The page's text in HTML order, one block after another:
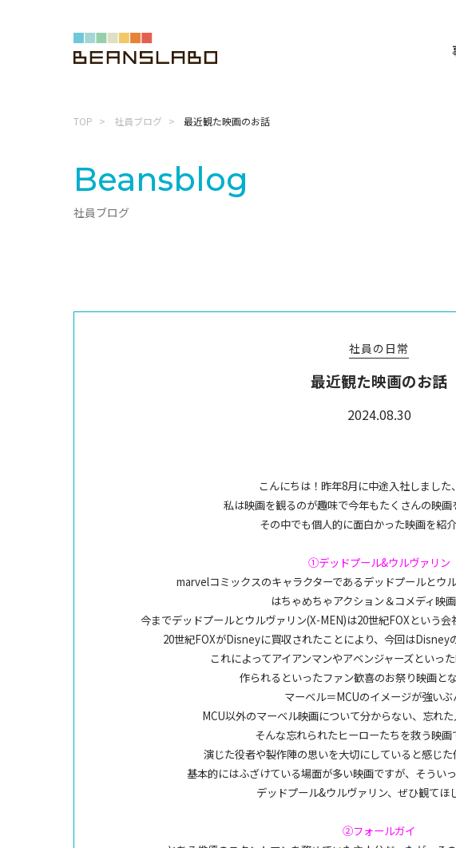
TOP 社員ブログ 最近観た映画のお話
Beansblog
社員ブログ
社員の日常
最近観た映画のお話
2024.08.30
こんにちは！昨年8月に中途入社しました
私は映画を観るのが趣味で今年もたくさんの映画
その中でも個人的に面白かった映画を紹
①デッドプール&ウルヴァリン
marvelコミックスのキャラクターであるデッドプールとウ
はちゃめちゃアクション＆コメディ映
今までデッドプールとウルヴァリン(X-MEN)は20世紀FOXという会
20世紀FOXがDisneyに買収されたことにより、今回はDisney
これによってアイアンマンやアベンジャーズといっ
作られるといったファン歓喜のお祭り映画と
マーベル＝MCUのイメージが強いぶ
MCU以外のマーベル映画について分からない、忘れた
そんな忘れられたヒーローたちを救う映画
演じた役者や製作陣の思いを大切にしていると感じた
基本的にはふざけている場面が多い映画ですが、そうい
デッドプール&ウルヴァリン、ぜひ観てほ
②フォールガイ